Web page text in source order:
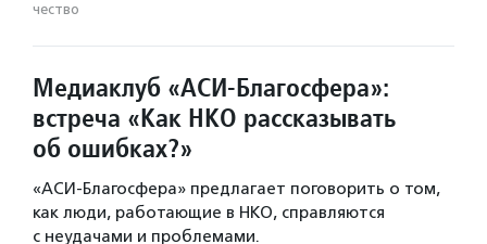
чест­во
Медиаклуб «АСИ-Благосфера»:
встреча «Как НКО рассказывать
об ошибках?»
«АСИ-Благосфера» предлагает поговорить о том,
как люди, работающие в НКО, справляются
с неудачами и проблемами.